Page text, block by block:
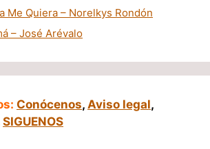
Me Quiera – Norelkys Rondón
– José Arévalo
Conócenos, Aviso legal,
SIGUENOS